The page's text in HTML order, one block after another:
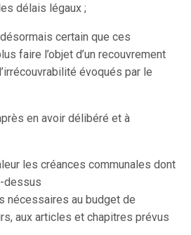
délais légaux ;
certain que ces
faire l’objet d’un recouvrement
évoqués par le
en avoir délibéré et à
les créances communales dont
dessus
nécessaires au budget de
aux articles et chapitres prévus